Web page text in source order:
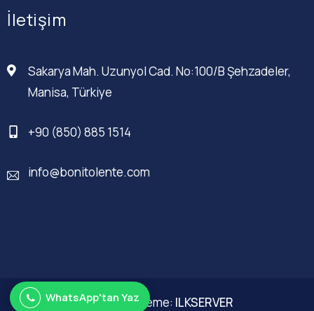
İletişim
Sakarya Mah. Uzunyol Cad. No:100/B Şehzadeler,
Manisa, Türkiye
+90 (850) 885 1514
info@bonitolente.com
Web Düzenleme: ILKSERVER
WhatsApp'tan Yaz